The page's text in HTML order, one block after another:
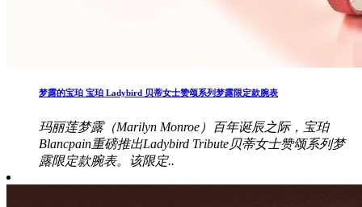
梦露的宝珀 宝珀 Ladybird 贝蒂女士赞颂系列梦露限定款腕表
玛丽莲梦露（Marilyn Monroe）百年诞辰之际，宝珀
Blancpain重磅推出Ladybird Tribute贝蒂女士赞颂系列梦
露限定款腕表。该限定..